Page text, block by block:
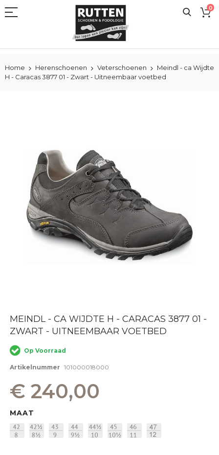
naar
0
Home Herenschoenen Veterschoenen
Meindl - ca Wijdte
H - Caracas 3877 01 - Zwart - Uitneembaar voetbed
afbeeldingen-
Ga
het
van
de
afbeeldingen-
MEINDL - CA WIJDTE H - CARACAS 3877 01 -
ZWART - UITNEEMBAAR VOETBED
Op Voorraad
Artikelnummer 101000018000
€ 240,00
MAAT